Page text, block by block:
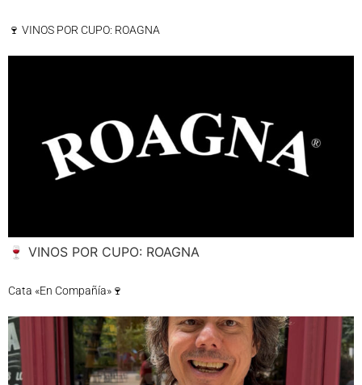
🍷 VINOS POR CUPO: ROAGNA
🍷 VINOS POR CUPO: ROAGNA
Cata «En Compañía»🍷